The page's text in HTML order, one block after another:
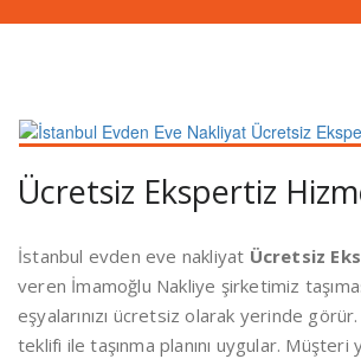
Ücretsiz Ekspertiz
İstanbul evden eve nakliyat Ücretsiz
veren İmamoğlu Nakliye şirketimiz
eşyalarınızı ücretsiz olarak yerinde
teklifi ile taşınma planını uygular. Müşteri